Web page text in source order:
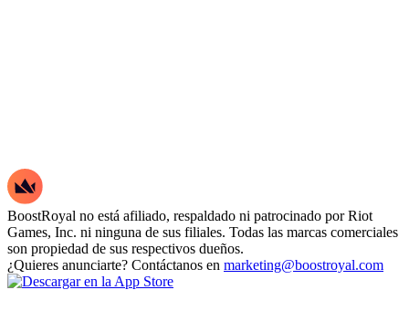
BoostRoyal no está afiliado, respaldado ni patrocinado por Riot
Games, Inc. ni ninguna de sus filiales. Todas las marcas comerciales
son propiedad de sus respectivos dueños.
¿Quieres anunciarte? Contáctanos en marketing@boostroyal.com